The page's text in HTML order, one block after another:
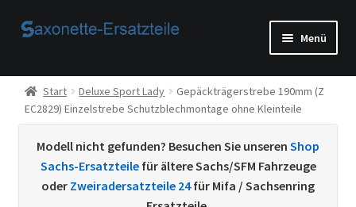
Zur
Zum
Menü
Start
AGB
Beispiel-Seite
Datenschutzerklärung von
Start Deluxe Sport Lady
Gepäckträgerstrebe 190mm (Z
EC2829) Einzelstrebe Schutzblechmontage ohne Kleinteile
Modell nicht gefunden? Besuchen Sie unseren Shop
Sachs-Ersatzteilefür ältere Sachs/SFM Fahrzeuge
oder Zweiradersatzteile 24für Mifa / Sachsenring